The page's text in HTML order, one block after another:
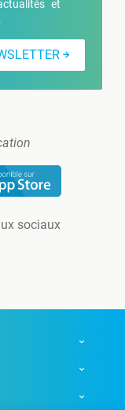
et
sociaux